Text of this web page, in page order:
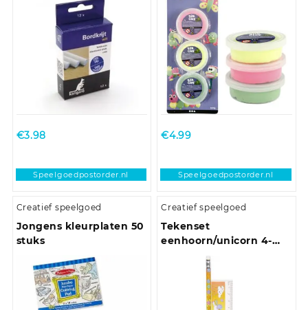
€3.98
Speelgoedpostorder.nl
€4.99
Speelgoedpostorder.nl
Creatief speelgoed
Jongens kleurplaten 50
stuks
Creatief speelgoed
Tekenset
eenhoorn/unicorn 4-
delig voor kinderen